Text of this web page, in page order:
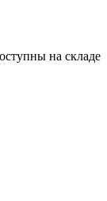
на складе